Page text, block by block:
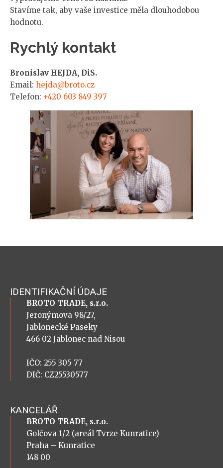
Stavíme tak, aby vaše investice měla dlouhodobou
hodnotu.
Rychlý kontakt
Bronislav HEJDA, DiS.
Email: hejda@broto.cz
Telefon: +420 603 849 397
IDENTIFIKAČNÍ ÚDAJE
BROTO TRADE, s.r.o.
Jeronýmova 98/27,
Jablonecké Paseky
466 02 Jablonec nad Nisou
IČO: 255 305 77
DIČ: CZ25530577
KANCELÁŘ
BROTO TRADE, s.r.o.
Golčova 1/2 (areál Tvrze Kunratice)
Praha – Kunratice
148 00